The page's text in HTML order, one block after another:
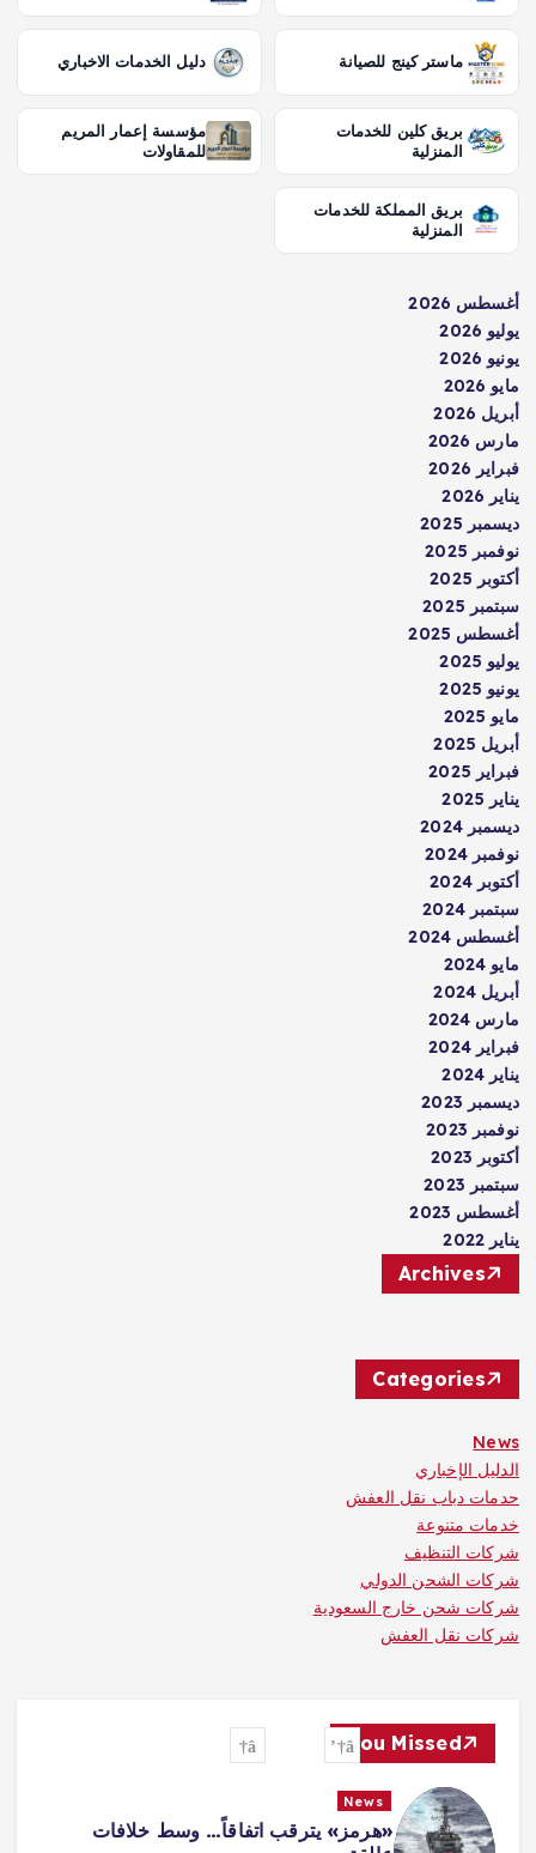
ماستر كينج للصيانة دليل الخدمات الاخباري
بريق كلين للخدمات
المنزلية
مؤسسة إعمار المريم
للمقاولات
بريق المملكة للخدمات
المنزلية
أغسطس 2026
يوليو 2026
يونيو 2026
مايو 2026
أبريل 2026
مارس 2026
فبراير 2026
يناير 2026
ديسمبر 2025
نوفمبر 2025
أكتوبر 2025
سبتمبر 2025
أغسطس 2025
يوليو 2025
يونيو 2025
مايو 2025
أبريل 2025
فبراير 2025
يناير 2025
ديسمبر 2024
نوفمبر 2024
أكتوبر 2024
سبتمبر 2024
أغسطس 2024
مايو 2024
أبريل 2024
مارس 2024
فبراير 2024
يناير 2024
ديسمبر 2023
نوفمبر 2023
أكتوبر 2023
سبتمبر 2023
أغسطس 2023
يناير 2022
Archives
Categories
News
الدليل الإخباري
حدمات دباب نقل العفش
خدمات متنوعة
شركات التنظيف
شركات الشحن الدولي
شركات شحن خارج السعودية
شركات نقل العفش
You Missed
News
«هرمز» يترقب اتفاقاً… وسط خلافات